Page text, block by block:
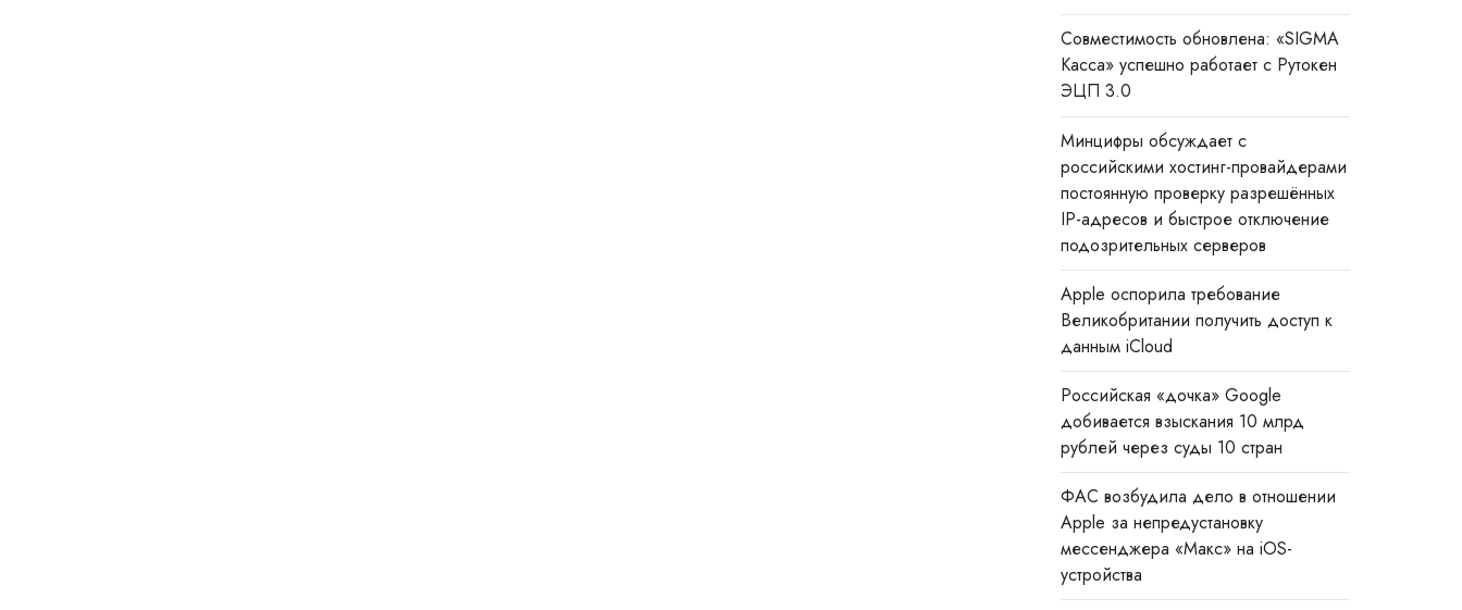
Совместимость обновлена: «SIGMA
Касса» успешно работает с Рутокен
ЭЦП 3.0
Минцифры обсуждает с
российскими хостинг-провайдерами
постоянную проверку разрешённых
IP-адресов и быстрое отключение
подозрительных серверов
Apple оспорила требование
Великобритании получить доступ к
данным iCloud
Российская «дочка» Google
добивается взыскания 10 млрд
рублей через суды 10 стран
ФАС возбудила дело в отношении
Apple за непредустановку
мессенджера «Макс» на iOS-
устройства